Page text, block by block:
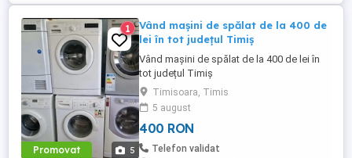
Promovat 5
1
Vând mașini de spălat de la 400 de
lei în tot județul Timiș
Vând mașini de spălat de la 400 de lei în
tot județul Timiș
Timisoara, Timis
5 august
400 RON
Telefon validat